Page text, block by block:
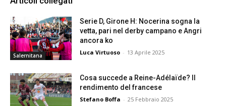
Salernitana
Serie D, Girone H: Nocerina sogna la
vetta, pari nel derby campano e Angri
ancora ko
Luca Virtuoso - 13 Aprile 2025
Cosa succede a Reine-Adélaïde? Il
rendimento del francese
Stefano Boffa - 25 Febbraio 2025